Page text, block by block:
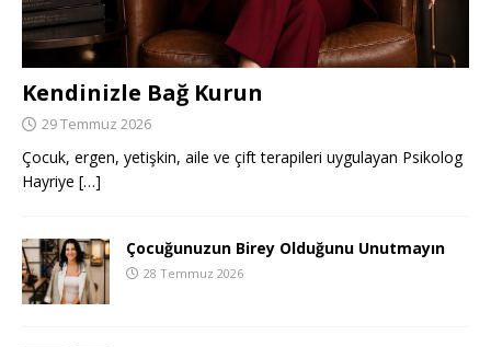
Kendinizle Bağ Kurun
29 Temmuz 2026
Çocuk, ergen, yetişkin, aile ve çift terapileri uygulayan Psikolog
Hayriye […]
Çocuğunuzun Birey Olduğunu Unutmayın
28 Temmuz 2026